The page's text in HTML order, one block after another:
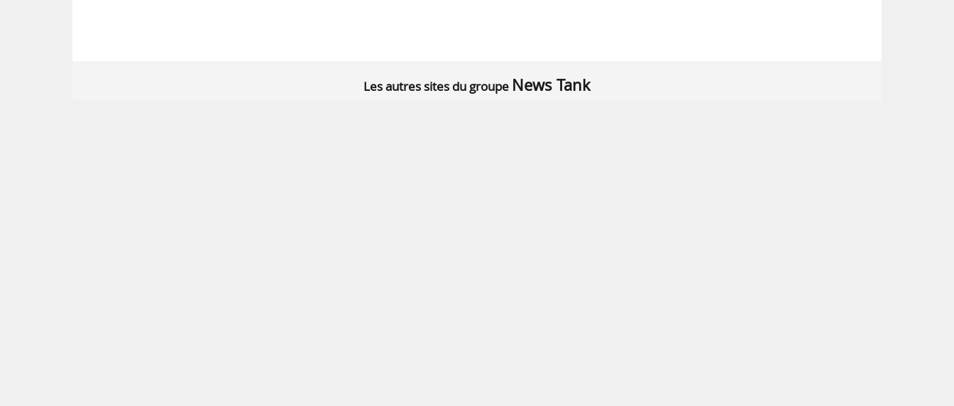
Les autres sites du groupe News Tank